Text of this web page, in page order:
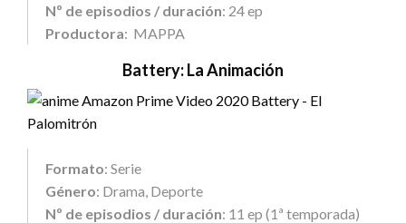
Nº de episodios / duración: 24 ep
Productora: MAPPA
Battery: La Animación
Formato: Serie
Género: Drama, Deporte
Nº de episodios / duración: 11 ep (1ª temporada)